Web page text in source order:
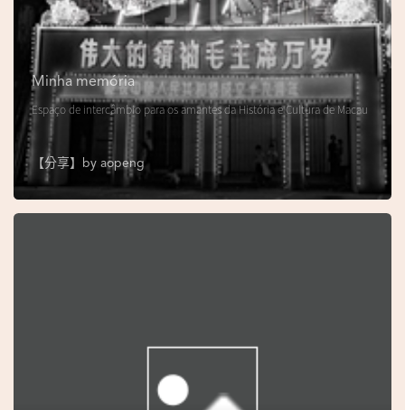
Minha memória
Espaço de intercâmbio para os amantes da História e Cultura de Macau
【分享】by aopeng